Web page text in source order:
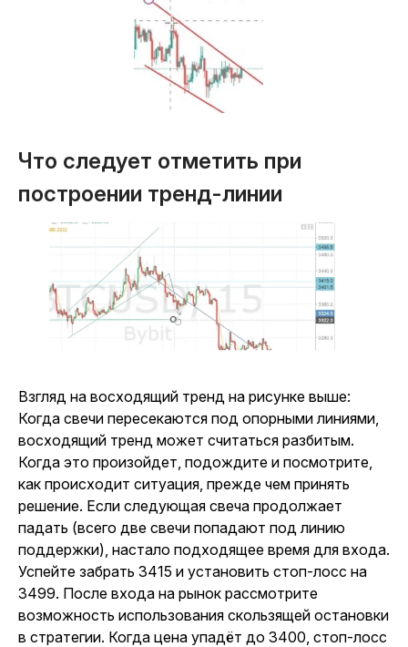
Что следует отметить при
построении тренд-линии
Взгляд на восходящий тренд на рисунке выше:
Когда свечи пересекаются под опорными линиями,
восходящий тренд может считаться разбитым.
Когда это произойдет, подождите и посмотрите,
как происходит ситуация, прежде чем принять
решение. Если следующая свеча продолжает
падать (всего две свечи попадают под линию
поддержки), настало подходящее время для входа.
Успейте забрать 3415 и установить стоп-лосс на
3499. После входа на рынок рассмотрите
возможность использования скользящей остановки
в стратегии. Когда цена упадёт до 3400, стоп-лосс